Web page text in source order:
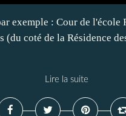
exemple : Cour de
(du coté de la Résidence
Lire la suite